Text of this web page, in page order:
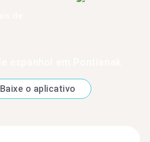
Baixe o aplicativo